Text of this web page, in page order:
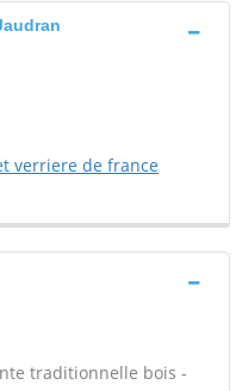
verriere de france
traditionnelle bois -